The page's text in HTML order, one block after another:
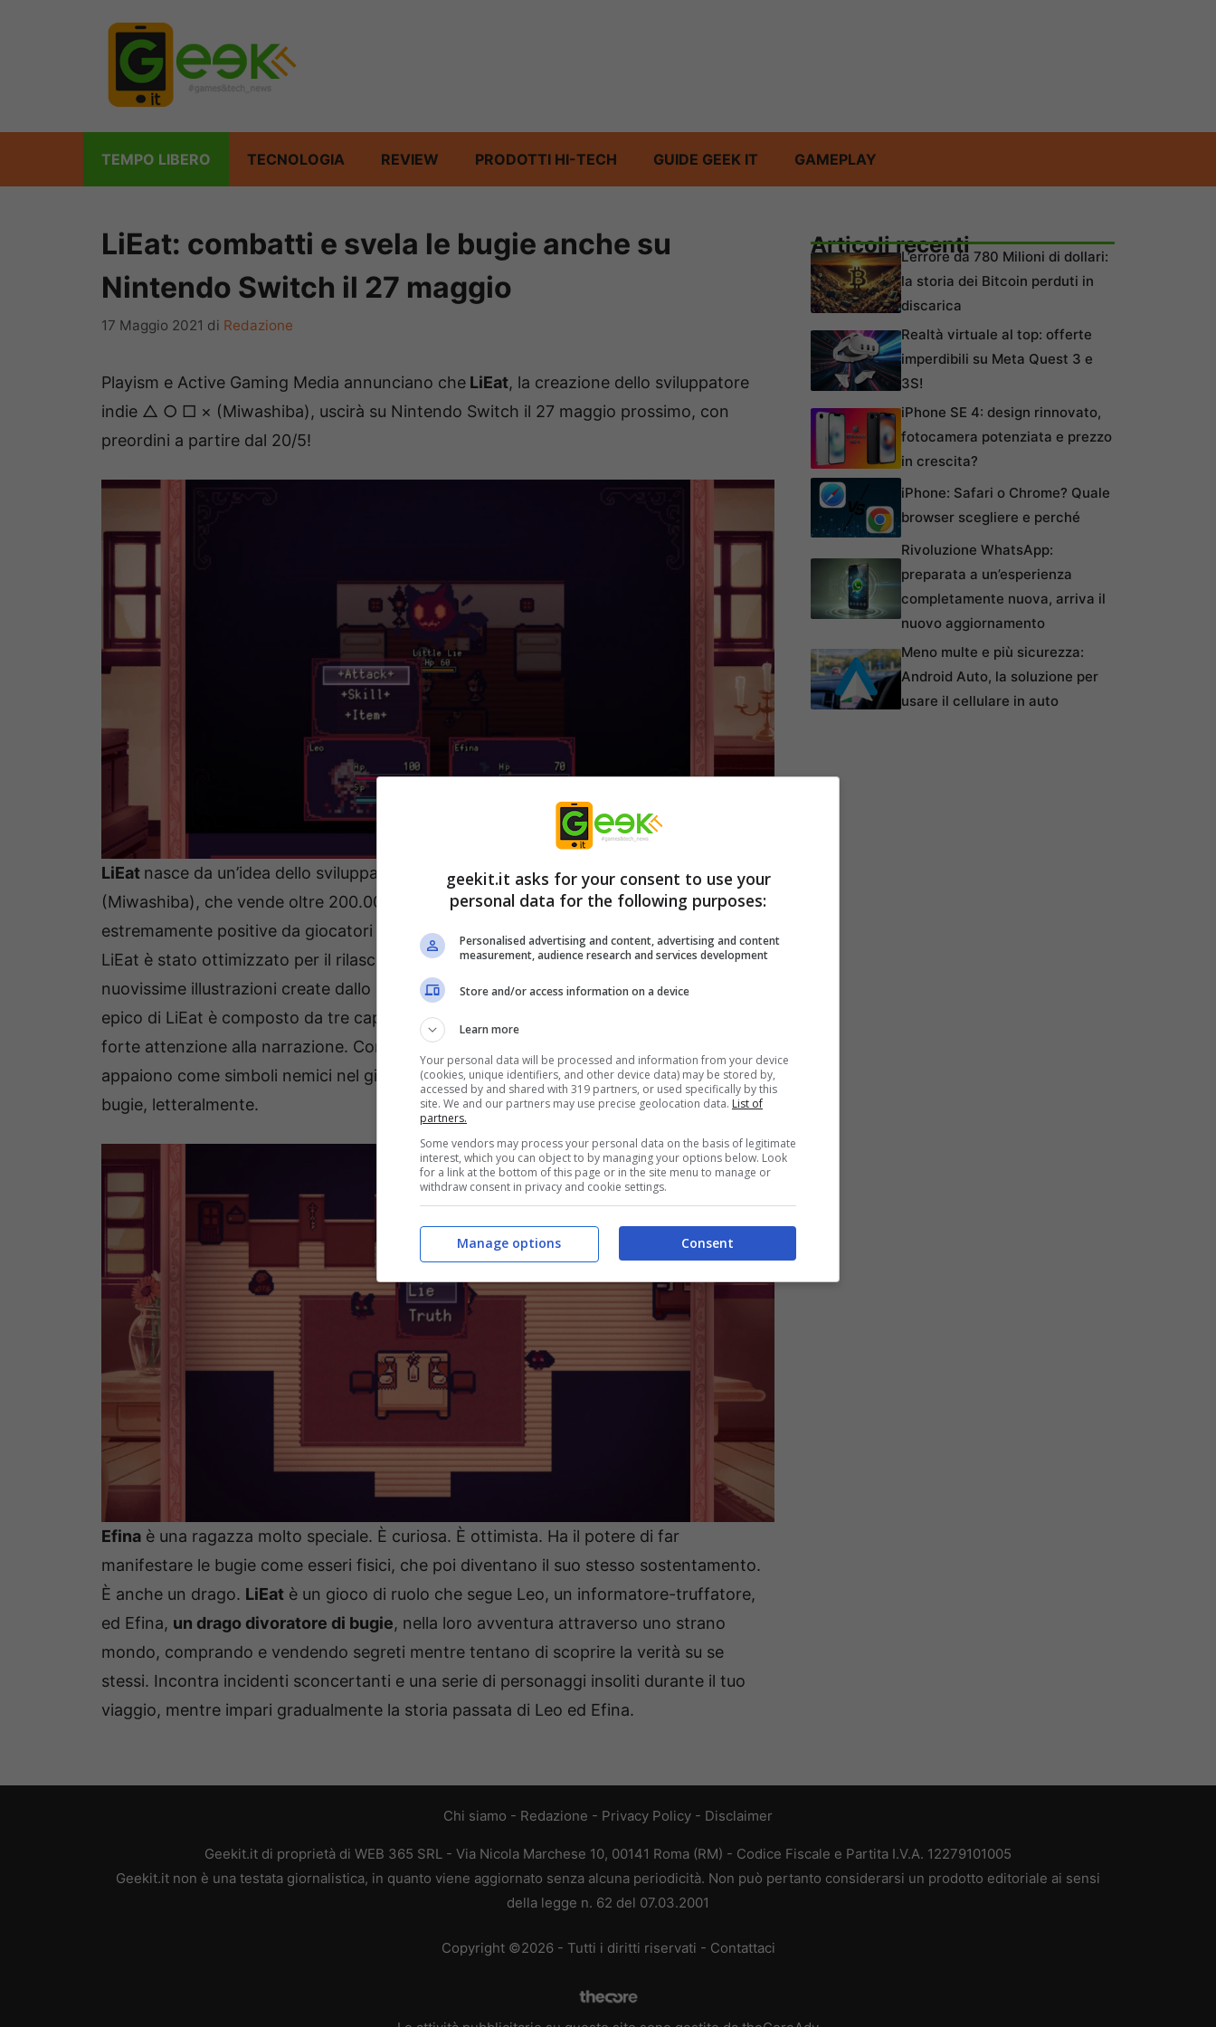
TEMPO LIBERO TECNOLOGIA REVIEW PRODOTTI HI-TECH GUIDE GEEK IT GAMEPLAY
LiEat: combatti e svela le bugie anche su
Nintendo Switch il 27 maggio
17 Maggio 2021 di Redazione
Playism e Active Gaming Media annunciano che LiEat, la creazione dello sviluppatore
indie △ ○ □ × (Miwashiba), uscirà su Nintendo Switch il 27 maggio prossimo, con
preordini a partire dal 20/5!
LiEat nasce da un’idea dello sviluppatore indipendente giapponese △ ○ □ ×
(Miwashiba), che vende oltre 200.000 copie su Steam e riceve recensioni
estremamente positive da giocatori di tutto il mondo. Sviluppato con Wolf RPD Editor,
LiEat è stato ottimizzato per il rilascio su Nintendo Switch. Presenta anche 5
nuovissime illustrazioni create dallo sviluppatore △ ○ □ × (Miwashiba). Il racconto
epico di LiEat è composto da tre capitoli fantastici e di piccole dimensioni, con una
forte attenzione alla narrazione. Combatti ed esponi le “bugie” che incontri, che
appaiono come simboli nemici nel gioco. Dopo la vittoria, Efina continuerà a divorare le
bugie, letteralmente.
Efina è una ragazza molto speciale. È curiosa. È ottimista. Ha il potere di far
manifestare le bugie come esseri fisici, che poi diventano il suo stesso sostentamento.
È anche un drago. LiEat è un gioco di ruolo che segue Leo, un informatore-truffatore,
ed Efina, un drago divoratore di bugie, nella loro avventura attraverso uno strano
mondo, comprando e vendendo segreti mentre tentano di scoprire la verità su se
stessi. Incontra incidenti sconcertanti e una serie di personaggi insoliti durante il tuo
viaggio, mentre impari gradualmente la storia passata di Leo ed Efina.
Articoli recentiL’errore da 780 Milioni di dollari:
la storia dei Bitcoin perduti in
discarica
Realtà virtuale al top: offerte
imperdibili su Meta Quest 3 e
3S!
iPhone SE 4: design rinnovato,
fotocamera potenziata e prezzo
in crescita?
iPhone: Safari o Chrome? Quale
browser scegliere e perché
Rivoluzione WhatsApp:
preparata a un’esperienza
completamente nuova, arriva il
nuovo aggiornamento
Meno multe e più sicurezza:
Android Auto, la soluzione per
usare il cellulare in auto
Chi siamo - Redazione - Privacy Policy - Disclaimer
Geekit.it di proprietà di WEB 365 SRL - Via Nicola Marchese 10, 00141 Roma (RM) - Codice Fiscale e Partita I.V.A. 12279101005
Geekit.it non è una testata giornalistica, in quanto viene aggiornato senza alcuna periodicità. Non può pertanto considerarsi un prodotto editoriale ai sensi
della legge n. 62 del 07.03.2001
Copyright ©2026 - Tutti i diritti riservati - Contattaci
geekit.it asks for your consent to use your
personal data for the following purposes:
Personalised advertising and content, advertising and content
measurement, audience research and services development
Store and/or access information on a device
Learn more
Your personal data will be processed and information from your device
(cookies, unique identifiers, and other device data) may be stored by,
accessed by and shared with 319 partners, or used specifically by this
site. We and our partners may use precise geolocation data. List of
partners.
Some vendors may process your personal data on the basis of legitimate
interest, which you can object to by managing your options below. Look
for a link at the bottom of this page or in the site menu to manage or
withdraw consent in privacy and cookie settings.
Consent
Manage options